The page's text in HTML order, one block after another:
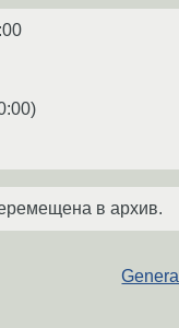
)
в архив.
General